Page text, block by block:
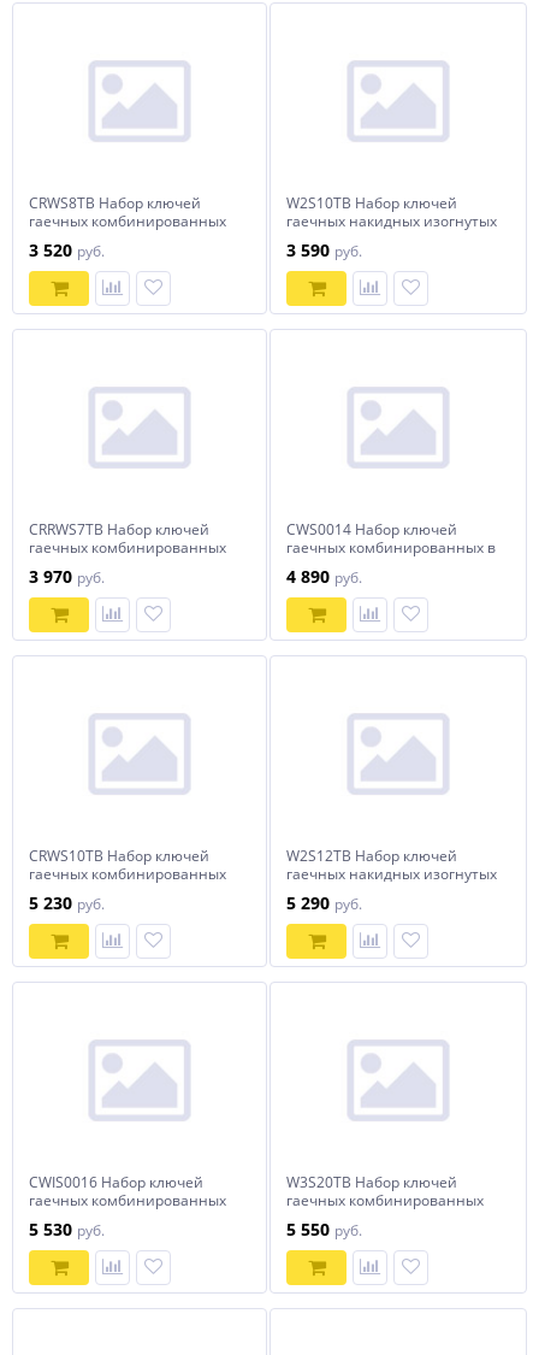
CRWS8TB Набор ключей
гаечных комбинированных
мм, 8 предметов
3 520 руб.
W2S10TB Набор ключей
гаечных накидных изогнутых
10 предметов
3 590 руб.
CRRWS7TB Набор ключей
гаечных комбинированных
сумке, 8-19 мм, 7 предметов
3 970 руб.
CWS0014 Набор ключей
гаечных комбинированных в
предметов
4 890 руб.
CRWS10TB Набор ключей
гаечных комбинированных
мм, 10 предметов
5 230 руб.
W2S12TB Набор ключей
гаечных накидных изогнутых
12 предметов
5 290 руб.
CWIS0016 Набор ключей
гаечных комбинированных
1/4", 16 предметов
5 530 руб.
W3S20TB Набор ключей
гаечных комбинированных
предметов
5 550 руб.